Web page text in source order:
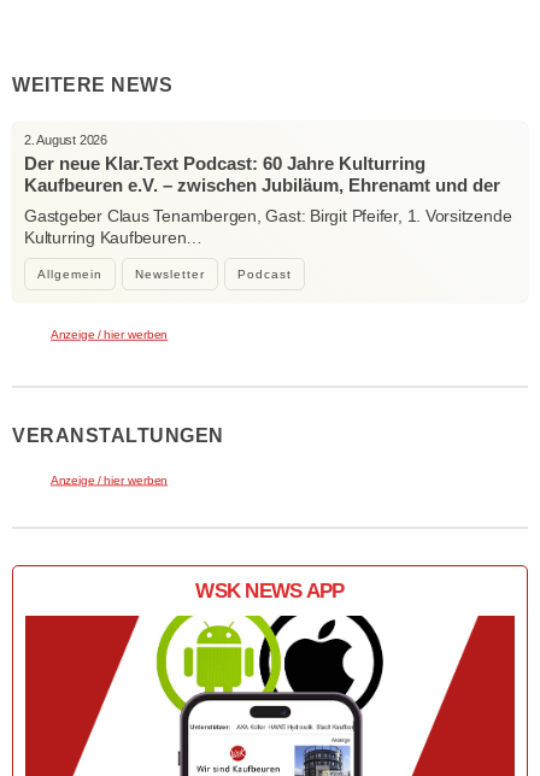
WEITERE NEWS
Allgemein Newsletter Podcast
2. August 2026
Der neue Klar.Text Podcast: 60 Jahre Kulturring
Kaufbeuren e.V. – zwischen Jubiläum, Ehrenamt und der
Kraft der Kultur
Gastgeber Claus Tenambergen, Gast: Birgit Pfeifer, 1. Vorsitzende
Kulturring Kaufbeuren…
Anzeige / hier werben
VERANSTALTUNGEN
Anzeige / hier werben
WSK NEWS APP